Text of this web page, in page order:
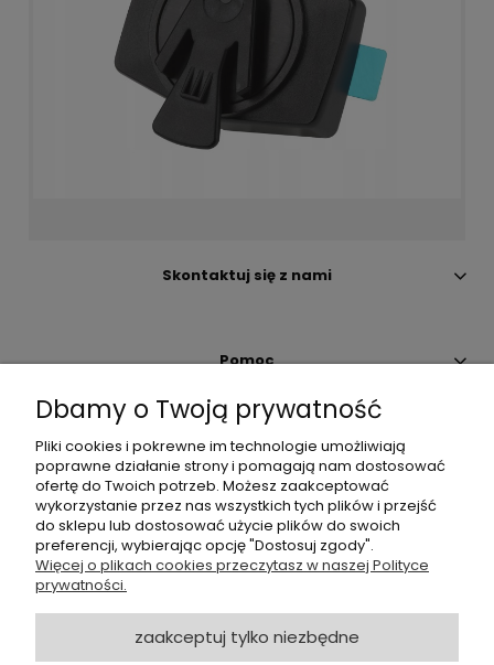
Skontaktuj się z nami
Pomoc
Moje konto
Płatności i dostawa
O nas
Zapisz się do Newslettera
Dbamy o Twoją prywatność
Pliki cookies i pokrewne im technologie umożliwiają
poprawne działanie strony i pomagają nam dostosować
ofertę do Twoich potrzeb. Możesz zaakceptować
wykorzystanie przez nas wszystkich tych plików i przejść
do sklepu lub dostosować użycie plików do swoich
preferencji, wybierając opcję "Dostosuj zgody".
Więcej o plikach cookies przeczytasz w naszej Polityce
prywatności.
zaakceptuj tylko niezbędne